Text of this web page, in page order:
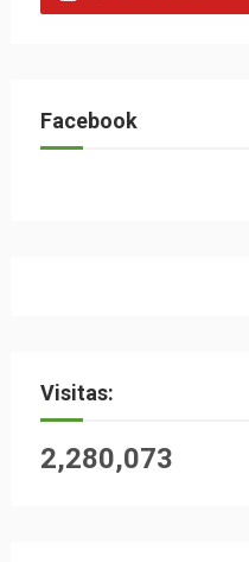
Facebook
Visitas:
2,280,073